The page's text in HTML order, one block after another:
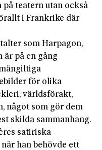
på teatern utan också
i Frankrike där
som Harpagon,
är på en gång
för olika
världsförakt,
något som gör dem
skilda sammanhang.
satiriska
han behövde ett